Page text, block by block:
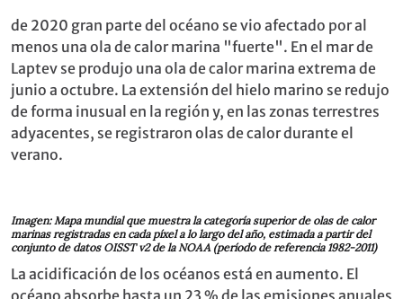
de 2020 gran parte del océano se vio afectado por al
menos una ola de calor marina "fuerte". En el mar de
Laptev se produjo una ola de calor marina extrema de
junio a octubre. La extensión del hielo marino se redujo
de forma inusual en la región y, en las zonas terrestres
adyacentes, se registraron olas de calor durante el
verano.
Imagen: Mapa mundial que muestra la categoría superior de olas de calor
marinas registradas en cada píxel a lo largo del año, estimada a partir del
conjunto de datos OISST v2 de la NOAA (período de referencia 1982-2011)
La acidificación de los océanos está en aumento. El
océano absorbe hasta un 23 % de las emisiones anuales